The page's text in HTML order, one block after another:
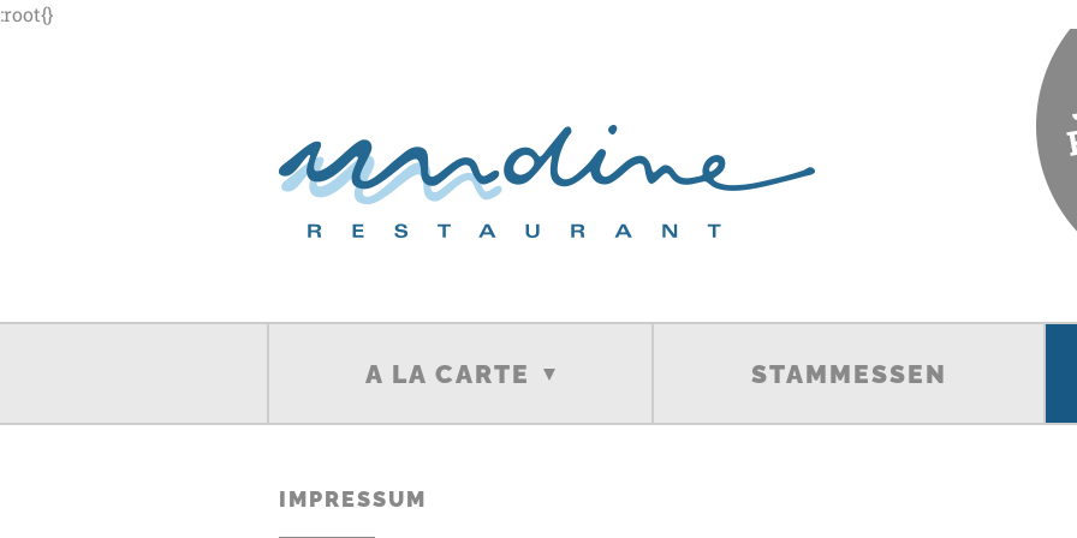
:root{}
A LA CARTE STAMMESSEN
IMPRESSUM